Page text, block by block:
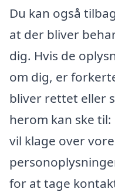
Du kan også
at der bliver
dig. Hvis de
om dig, er
bliver rettet eller
herom kan ske
vil klage over
for at tage